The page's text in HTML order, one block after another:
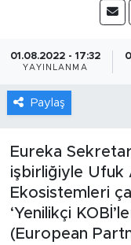
01.08.2022 - 17:32
YAYINLANMA
Paylaş
Eureka
işbirliğiyle Ufuk
Ekosistemleri
‘Yenilikçi
(European
Kültür -
Yaşam
Bilim ve
Gündem
Video